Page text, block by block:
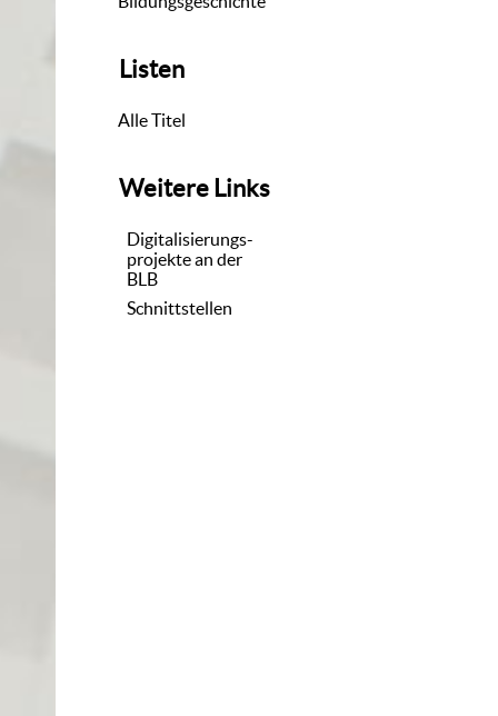
Listen
Alle Titel
Weitere Links
Digitalisierungs-
projekte an der
BLB
Schnittstellen